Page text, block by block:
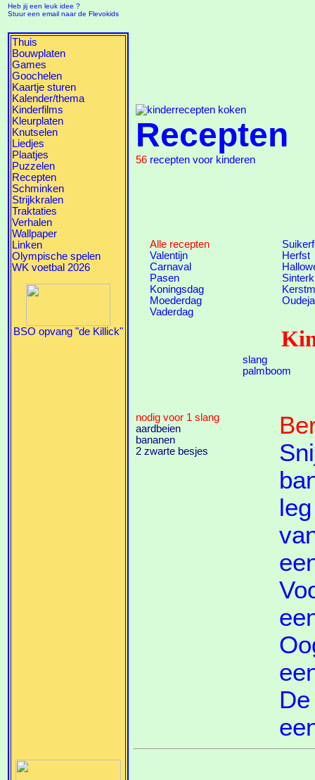
Heb jij een leuk idee ?
Stuur een email naar de Flevokids
Thuis
Bouwplaten
Games
Goochelen
Kaartje sturen
Kalender/thema
Kinderfilms
Kleurplaten
Knutselen
Liedjes
Plaatjes
Puzzelen
Recepten
Schminken
Strijkkralen
Traktaties
Verhalen
Wallpaper
Linken
Olympische spelen
WK voetbal 2026
BSO opvang "de Killick"
Recepten
56 recepten voor kinderen
Alle recepten
Valentijn
Carnaval
Pasen
Koningsdag
Moederdag
Vaderdag
Herfst
slang
palmboom
nodig voor 1 slang
aardbeien
bananen
2 zwarte besjes